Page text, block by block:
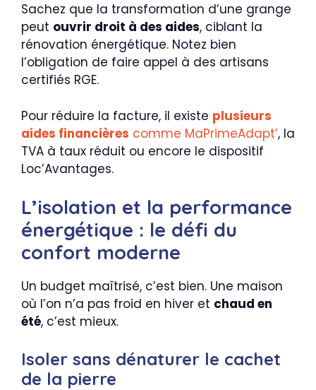
Sachez que la transformation d’une grange
peut ouvrir droit à des aides, ciblant la
rénovation énergétique. Notez bien
l’obligation de faire appel à des artisans
certifiés RGE.
Pour réduire la facture, il existe plusieurs
aides financières comme MaPrimeAdapt’, la
TVA à taux réduit ou encore le dispositif
Loc’Avantages.
L’isolation et la performance
énergétique : le défi du
confort moderne
Un budget maîtrisé, c’est bien. Une maison
où l’on n’a pas froid en hiver et chaud en
été, c’est mieux.
Isoler sans dénaturer le cachet
de la pierre